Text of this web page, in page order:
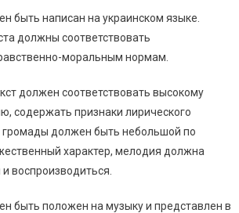
быть написан на украинском языке.
должны соответствовать
моральным нормам.
должен соответствовать высокому
содержать признаки лирического
громады должен быть небольшой по
характер, мелодия должна
воспроизводиться.
быть положен на музыку и представлен в